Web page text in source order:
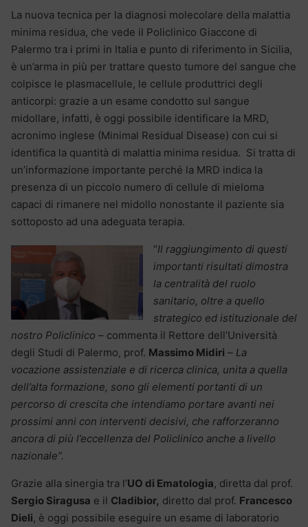
La nuova tecnica per la diagnosi molecolare della malattia
minima residua, che vede il Policlinico Giaccone di
Palermo tra i primi in Italia e punto di riferimento in Sicilia,
è un’arma in più per trattare questo tumore del sangue che
colpisce le plasmacellule, le cellule produttrici degli
anticorpi: grazie a un esame condotto sul sangue
midollare, infatti, è oggi possibile identificare la MRD,
acronimo inglese (Minimal Residual Disease) con cui si
identifica la quantità di malattia minima residua. Si tratta di
un’informazione importante perché la MRD indica la
presenza di un piccolo numero di cellule di mieloma
capaci di rimanere nel midollo nonostante il paziente sia
sottoposto ad una adeguata terapia.
“Il raggiungimento di questi
importanti risultati dimostra
la centralità del ruolo
sanitario, oltre a quello
strategico ed istituzionale del
nostro Policlinico – commenta il Rettore dell’Università
degli Studi di Palermo, prof. Massimo Midiri – La
vocazione assistenziale e di ricerca clinica, unita a quella
dell’alta formazione, sono gli elementi portanti di un
percorso di crescita che intendiamo portare avanti nei
prossimi anni con interventi decisivi, che rafforzeranno
ancora di più l’eccellenza del Policlinico anche a livello
nazionale”.
Grazie alla sinergia tra l’UO di Ematologia, diretta dal prof.
Sergio Siragusa e il Cladibior, diretto dal prof. Francesco
Dieli, è oggi possibile eseguire un esame di laboratorio